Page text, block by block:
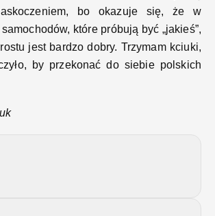
bo okazuje się, że w
które próbują być „jakieś”,
jest bardzo dobry. Trzymam kciuki,
by przekonać do siebie polskich